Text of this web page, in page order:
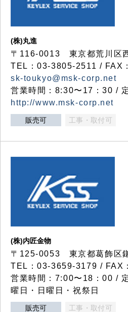
(株)丸進
〒116-0013 東京都荒川区
TEL：03-3805-2511 / FAX
sk-toukyo@msk-corp.net
営業時間：8:30〜17：30 /
http://www.msk-corp.net
販売可 工事・取付可
(株)内匠金物
〒125-0053 東京都葛飾区
TEL：03-3659-3179 / FAX
営業時間：7:00〜18：00 /
曜日・日曜日・祝祭日
販売可 工事・取付可